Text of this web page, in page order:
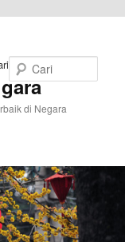
di Negara